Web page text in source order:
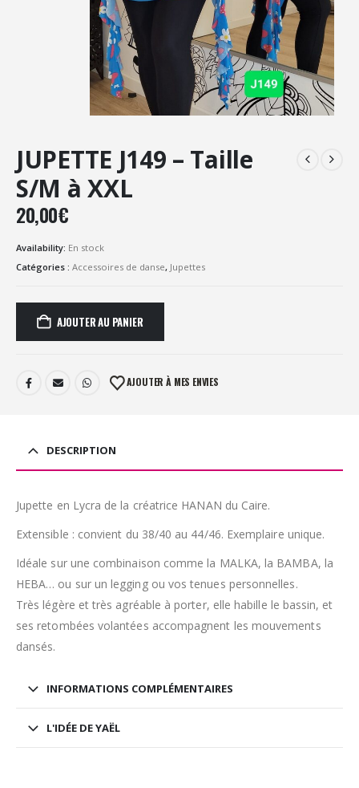
JUPETTE J149 – Taille
S/M à XXL
20,00€
Availability: En stock
Catégories : Accessoires de danse, Jupettes
AJOUTER AU PANIER
AJOUTER À MES ENVIES
DESCRIPTION
Jupette en Lycra de la créatrice HANAN du Caire.
Extensible : convient du 38/40 au 44/46. Exemplaire unique.
Idéale sur une combinaison comme la MALKA, la BAMBA, la
HEBA… ou sur un legging ou vos tenues personnelles.
Très légère et très agréable à porter, elle habille le bassin, et
ses retombées volantées accompagnent les mouvements
dansés.
INFORMATIONS COMPLÉMENTAIRES
L'IDÉE DE YAËL